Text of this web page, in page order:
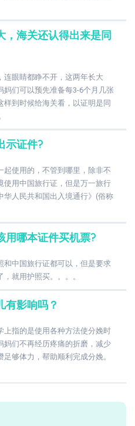
，海关还认得出来是同
连眼睛都睁不开，这两年长大
们可以预先准备每3-6个月几张
到时候给海关看，以证明是同
示证件?
使用的，不管到哪里，除非不
使用中国旅行证，但是万一旅行
华人民共和国出入境通行》(俗称
用哪本证件买机票?
和中国旅行证都可以，但是要求
就用护照买。。。。
有影响吗？
上指的是使用各种方法使分娩时
妈们不再经历疼痛的折磨，减少
够体力，帮助顺利完成分娩。